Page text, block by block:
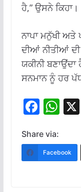
ਹੈ,” ਉਸਨੇ ਕਿਹਾ।
ਨਾਪਾ ਮਨੁੱਖੀ
ਦੀਆਂ ਨੀਤੀਆਂ
ਯਕੀਨੀ
ਸਨਮਾਨ ਨੂੰ ਹਰ
F
e
b
W
at
s
Share via:
Facebook